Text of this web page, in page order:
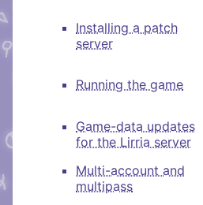
Installing a patch
server
Running the game
Game-data updates
for the Lirria server
Multi-account and
multipass